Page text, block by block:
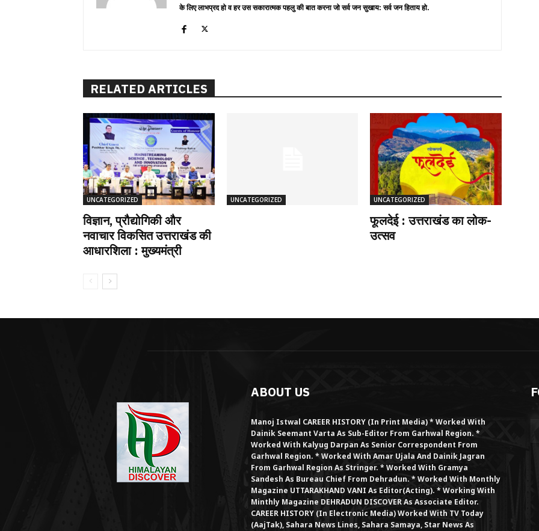
के लिए लाभप्रद हो व हर उस सकारात्मक पहलु की बात करना जो सर्व जन सुखाय: सर्व जन हिताय हो.
RELATED ARTICLES
UNCATEGORIZED
विज्ञान, प्रौद्योगिकी और
नवाचार विकसित उत्तराखंड की
आधारशिला : मुख्यमंत्री
UNCATEGORIZED UNCATEGORIZED
फूलदेई : उत्तराखंड का लोक-
उत्सव
ABOUT US
Manoj Istwal CAREER HISTORY (in Print Media) * Worked With
Dainik Seemant Varta As Sub-Editor From Garhwal Region. *
Worked With Kalyug Darpan As Senior Correspondent From
Garhwal Region. * Worked With Amar Ujala And Dainik Jagran
From Garhwal Region As Stringer. * Worked With Gramya
Sandesh As Bureau Chief From Dehradun. * Worked With Monthly
Magazine UTTARAKHAND VANI As Editor(Acting). * Working With
Minthly Magazine DEHRADUN DISCOVER As Associate Editor.
CAREER HISTORY (in Electronic Media) Worked With TV Today
(AajTak), Sahara News Lines, Sahara Samaya, Star News As